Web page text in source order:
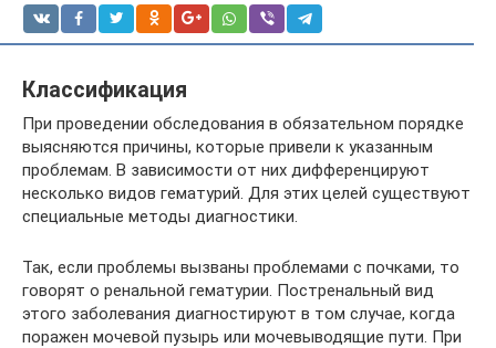
Классификация
При проведении обследования в обязательном порядке
выясняются причины, которые привели к указанным
проблемам. В зависимости от них дифференцируют
несколько видов гематурий. Для этих целей существуют
специальные методы диагностики.
Так, если проблемы вызваны проблемами с почками, то
говорят о ренальной гематурии. Постренальный вид
этого заболевания диагностируют в том случае, когда
поражен мочевой пузырь или мочевыводящие пути. При